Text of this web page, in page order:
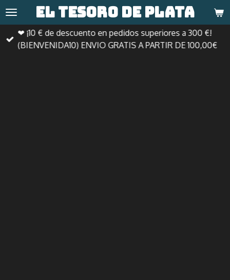
Ir
al
contenido
principal
El tesoro de plata
❤ ¡10 € de descuento en pedidos superiores a 300 €!
(BIENVENIDA10) ENVIO GRATIS A PARTIR DE 100,00€